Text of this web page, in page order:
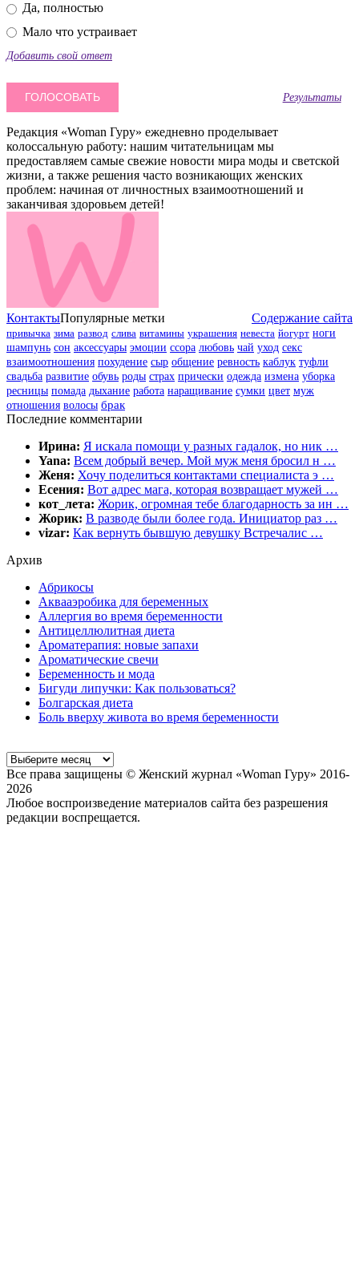
Да, полностью
Мало что устраивает
Добавить свой ответ
Результаты
Редакция «Woman Гуру» ежедневно проделывает
колоссальную работу: нашим читательницам мы
предоставляем самые свежие новости мира моды и светской
жизни, а также решения часто возникающих женских
проблем: начиная от личностных взаимоотношений и
заканчивая здоровьем детей!
Контакты Содержание сайта
Популярные метки
привычка зима развод слива витамины украшения невеста йогурт ноги
шампунь сон аксессуары эмоции ссора любовь чай уход секс
взаимоотношения похудение сыр общение ревность каблук туфли
свадьба развитие обувь роды страх прически одежда измена уборка
ресницы помада дыхание работа наращивание сумки цвет муж
отношения волосы брак
Последние комментарии
Ирина: Я искала помощи у разных гадалок, но ник …
Yana: Всем добрый вечер. Мой муж меня бросил н …
Женя: Хочу поделиться контактами специалиста э …
Есения: Вот адрес мага, которая возвращает мужей …
кот_лета: Жорик, огромная тебе благодарность за ин …
Жорик: В разводе были более года. Инициатор раз …
vizar: Как вернуть бывшую девушку Встречалис …
Архив
Абрикосы
Аквааэробика для беременных
Аллергия во время беременности
Антицеллюлитная диета
Ароматерапия: новые запахи
Ароматические свечи
Беременность и мода
Бигуди липучки: Как пользоваться?
Болгарская диета
Боль вверху живота во время беременности
Все права защищены © Женский журнал «Woman Гуру» 2016-
2026
Любое воспроизведение материалов сайта без разрешения
редакции воспрещается.